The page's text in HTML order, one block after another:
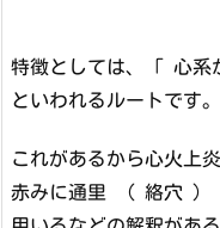
特徴としては、「 心系
といわれるルートです。
これがあるから心火上
赤みに通里 （ 絡穴 ）